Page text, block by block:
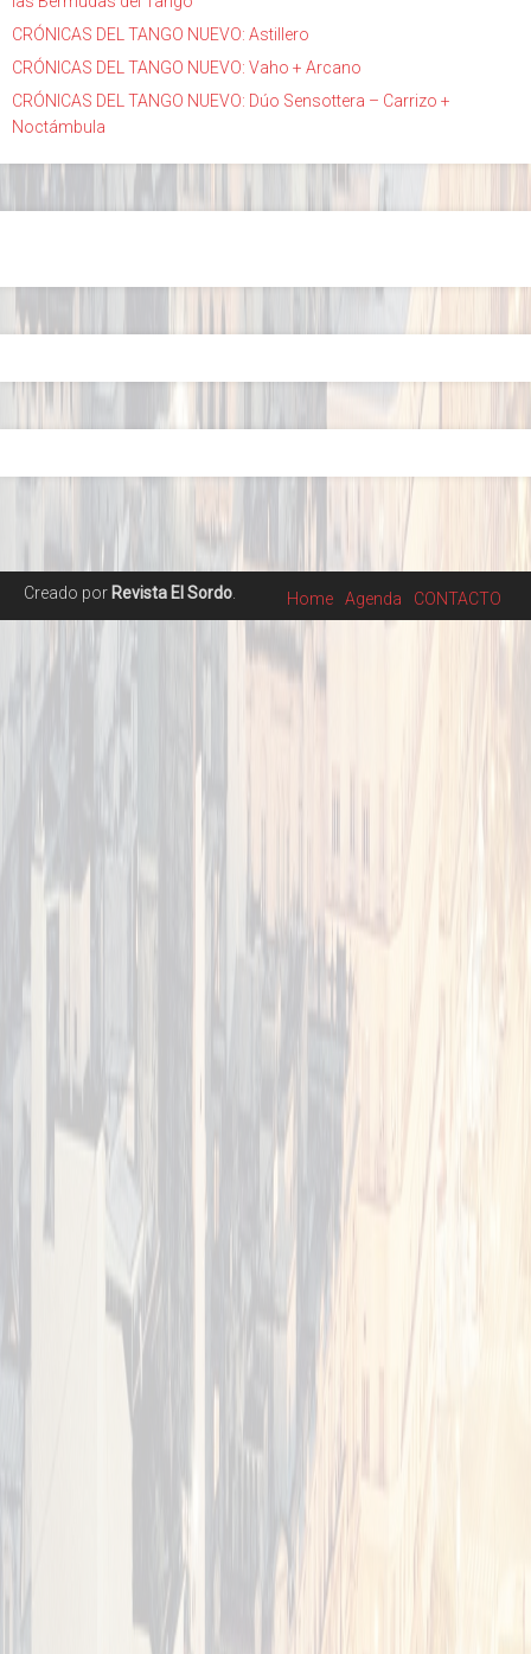
CRÓNICAS DEL TANGO NUEVO: Astillero
CRÓNICAS DEL TANGO NUEVO: Vaho + Arcano
CRÓNICAS DEL TANGO NUEVO: Dúo Sensottera – Carrizo +
Noctámbula
Creado por Revista El Sordo Home Agenda CONTACTO